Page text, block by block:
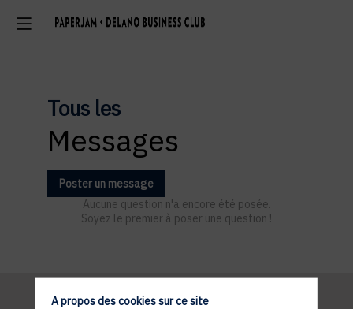
Tous les
Messages
Poster un message
Aucune question n'a encore été posée.
Soyez le premier à poser une question !
A propos des cookies sur ce site